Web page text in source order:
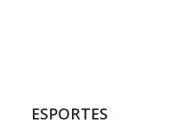
ESPORTES